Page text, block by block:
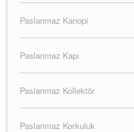
Paslanmaz Kanopi
Paslanmaz Kapı
Paslanmaz Kollektör
Paslanmaz Korkuluk